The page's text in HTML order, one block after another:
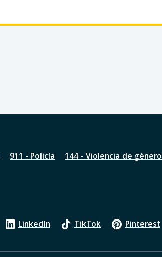
911 - Policía 144 - Violencia de género
LinkedIn TikTok Pinterest